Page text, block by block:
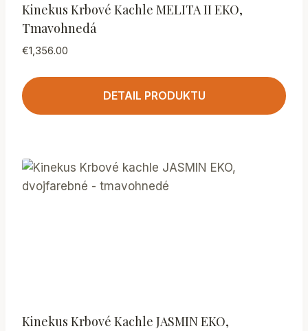
Kinekus Krbové Kachle MELITA II EKO,
Tmavohnedá
€1,356.00
DETAIL PRODUKTU
Kinekus Krbové Kachle JASMIN EKO,